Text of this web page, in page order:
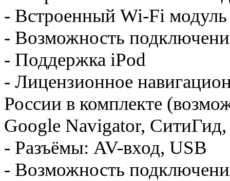
- Встроенный Wi-Fi модуль
- Возможность
- Поддержка iPod
- Лицензионное
России в комплекте
Google Navigator,
- Разъёмы: AV-вход, USB
- Возможность